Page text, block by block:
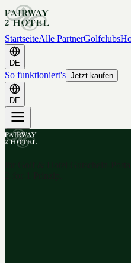
StartseiteAlle PartnerGolfclubs
DE
So funktioniert's Jetzt kaufen
DE